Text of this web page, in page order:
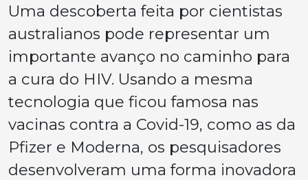
Uma descoberta feita por cientistas
australianos pode representar um
importante avanço no caminho para
a cura do HIV. Usando a mesma
tecnologia que ficou famosa nas
vacinas contra a Covid-19, como as da
Pfizer e Moderna, os pesquisadores
desenvolveram uma forma inovadora